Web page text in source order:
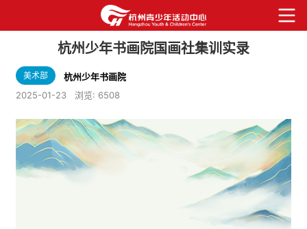
杭州少年书画院国画社集训实录
美术部
杭州少年书画院
2025-01-23
浏览: 6508